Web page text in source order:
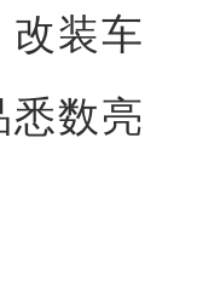
装车
数亮